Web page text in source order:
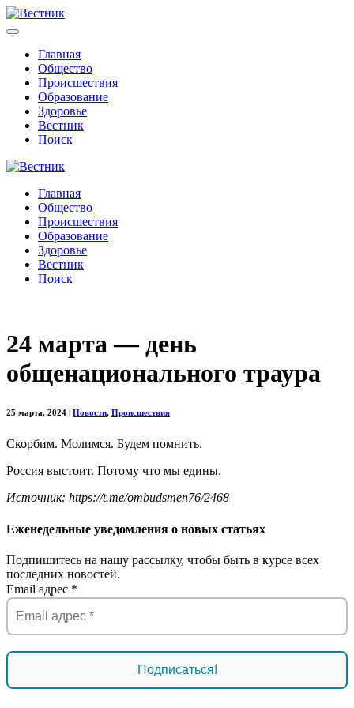
Главная
Общество
Происшествия
Образование
Здоровье
Вестник
Поиск
Главная
Общество
Происшествия
Образование
Здоровье
Вестник
Поиск
24 марта — день
общенационального траура
25 марта, 2024 Новости, Происшествия
Скорбим. Молимся. Будем помнить.
Россия выстоит. Потому что мы едины.
Источник: https://t.me/ombudsmen76/2468
Еженедельные уведомления о новых статьях
Подпишитесь на нашу рассылку, чтобы быть в курсе всех
последних новостей.
Email адрес *